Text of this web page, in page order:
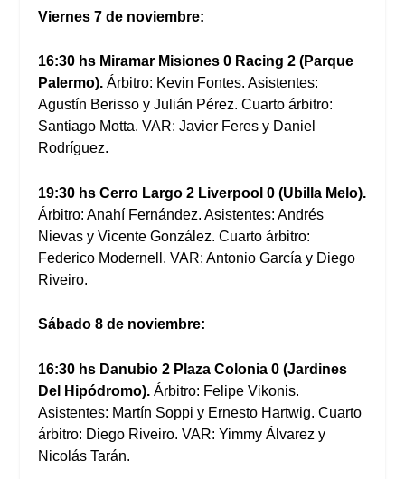
Viernes 7 de noviembre:
16:30 hs Miramar Misiones 0 Racing 2 (Parque
Palermo).Árbitro: Kevin Fontes. Asistentes:
Agustín Berisso y Julián Pérez. Cuarto árbitro:
Santiago Motta. VAR: Javier Feres y Daniel
Rodríguez.
19:30 hs Cerro Largo 2 Liverpool 0 (Ubilla Melo).
Árbitro: Anahí Fernández. Asistentes: Andrés
Nievas y Vicente González. Cuarto árbitro:
Federico Modernell. VAR: Antonio García y Diego
Riveiro.
Sábado 8 de noviembre:
16:30 hs Danubio 2 Plaza Colonia 0 (Jardines
Del Hipódromo). Árbitro: Felipe Vikonis.
Asistentes: Martín Soppi y Ernesto Hartwig. Cuarto
árbitro: Diego Riveiro. VAR: Yimmy Álvarez y
Nicolás Tarán.